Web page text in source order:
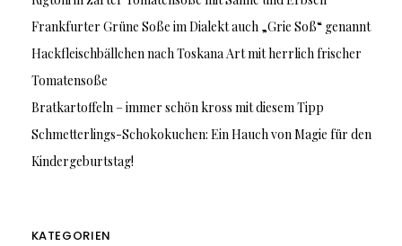
Frankfurter Grüne Soße im Dialekt auch „Grie Soß“ genannt
Hackfleischbällchen nach Toskana Art mit herrlich frischer
Tomatensoße
Bratkartoffeln – immer schön kross mit diesem Tipp
Schmetterlings-Schokokuchen: Ein Hauch von Magie für den
Kindergeburtstag!
KATEGORIEN